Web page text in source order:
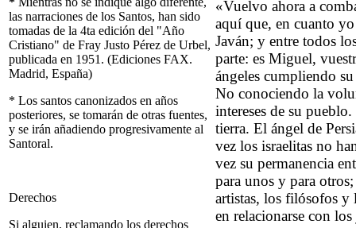
las narraciones de los Santos, han sido
tomadas de la 4ta edición del "Año
Cristiano" de Fray Justo Pérez de Urbel,
publicada en 1951. (Ediciones FAX.
Madrid, España)
* Los santos canonizados en años
posteriores, se tomarán de otras fuentes,
y se irán añadiendo progresivamente al
Santoral.
Derechos
Si alguien, reclamando los derechos
«Vuelvo ahora a
aquí que, en cuanto
Javán; y entre todos
parte: es Miguel,
ángeles cumpliendo
No conociendo la
intereses de su
tierra. El ángel de
vez los israelitas no
vez su permanencia
para unos y para
artistas, los filósofos y
en relacionarse con